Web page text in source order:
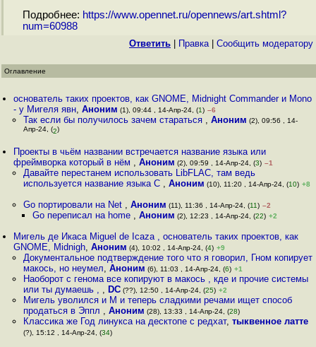
Подробнее: https://www.opennet.ru/opennews/art.shtml?
num=60988
Ответить Правка| Cообщить модератору
Оглавление
основатель таких проектов, как GNOME, Midnight Commander и Mono
- у Мигеля явн,Аноним (1), 09:44 , 14-Апр-24, (1) –6
Так если бы получилось зачем стараться , Аноним (2), 09:56 , 14-
Апр-24, (2)
Проекты в чьём названии встречается название языка или
фреймворка который в нём ,Аноним (2), 09:59 , 14-Апр-24, (3) –1
Давайте перестанем использовать LibFLAC, там ведь
используется название языка C , Аноним (10), 11:20 , 14-Апр-24, (10) +8
Go портировали на Net , Аноним (11), 11:36 , 14-Апр-24, (11) –2
Go переписал на home , Аноним (2), 12:23 , 14-Апр-24, (22) +2
Мигель де Икаса Miguel de Icaza , основатель таких проектов, как
GNOME, Midnigh,Аноним (4), 10:02 , 14-Апр-24, (4) +9
Документальное подтверждение того что я говорил, Гном копирует
макось, но неумел, Аноним (6), 11:03 , 14-Апр-24, (6) +1
Наоборот с генома все копируют в макось , кде и прочие системы
или ты думаешь , , DC(??), 12:50 , 14-Апр-24, (25) +2
Мигель уволился и M и теперь сладкими речами ищет способ
продаться в Эппл , Аноним (28), 13:33 , 14-Апр-24, (28)
Классика же Год линукса на десктопе с редхат, тыквенное латте
(?), 15:12 , 14-Апр-24, (34)